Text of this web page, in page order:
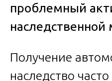
проблемный
наследственной
Получение
наследство